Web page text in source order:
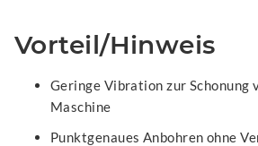
Vorteil/Hinweis
Geringe Vibration zur Schonung
Maschine
Punktgenaues Anbohren ohne